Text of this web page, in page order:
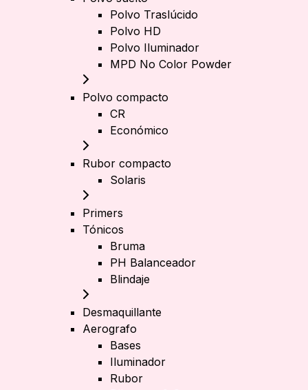
Polvo Traslúcido
Polvo HD
Polvo Iluminador
MPD No Color Powder
Polvo compacto
CR
Económico
Rubor compacto
Solaris
Primers
Tónicos
Bruma
PH Balanceador
Blindaje
Desmaquillante
Aerografo
Bases
Iluminador
Rubor